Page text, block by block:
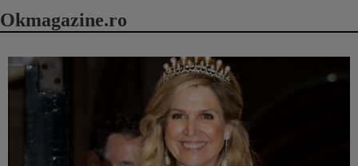
Okmagazine.ro